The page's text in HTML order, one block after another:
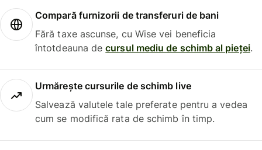
Compară furnizorii de transferuri de bani
Fără taxe ascunse, cu Wise vei beneficia
întotdeauna decursul mediu de schimb al pieței.
Urmărește cursurile de schimb live
Salvează valutele tale preferate pentru a vedea
cum se modifică rata de schimb în timp.